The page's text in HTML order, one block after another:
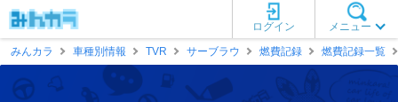
メニュー
ログイン
みんカラ
車種別情報 TVR サーブラウ 燃費記録 燃費記録一覧